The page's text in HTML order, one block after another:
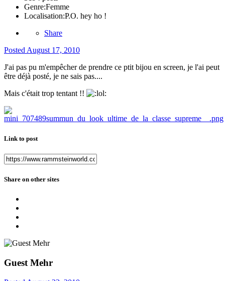
Genre:Femme
Localisation:P.O. hey ho !
Share
PostedAugust 17, 2010
J'ai pas pu m'empêcher de prendre ce ptit bijou en screen, je l'ai peut
être déjà posté, je ne sais pas....
Mais c'était trop tentant !!
Link to post
Share on other sites
Guest Mehr